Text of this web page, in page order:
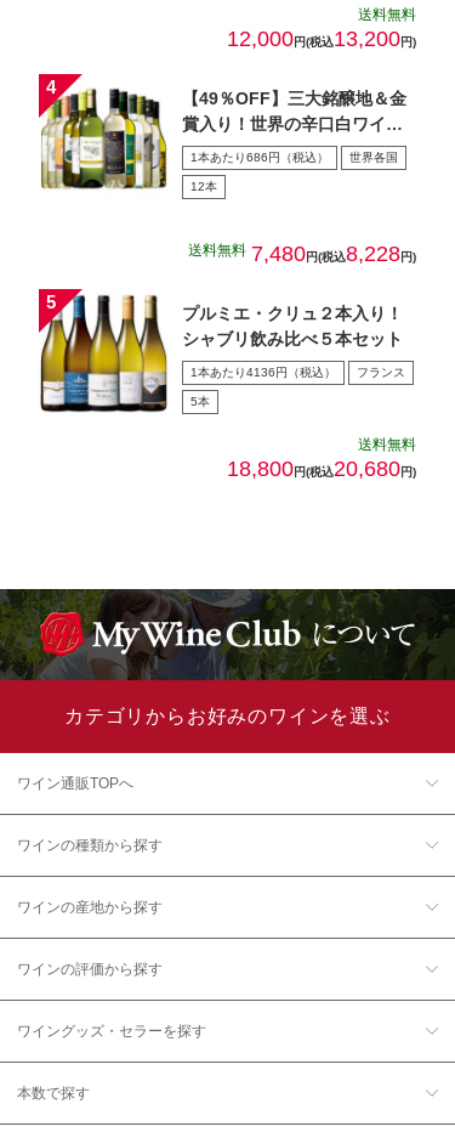
送料無料
12,000円(税込13,200円)
【49％OFF】三大銘醸地＆金
賞入り！世界の辛口白ワイン
１２本セット第７０弾
1本あたり686円（税込） 世界各国
12本
送料無料 7,480円(税込8,228円)
プルミエ・クリュ２本入り！
シャブリ飲み比べ５本セット
1本あたり4136円（税込） フランス
5本
送料無料
18,800円(税込20,680円)
カテゴリからお好みのワインを選ぶ
ワイン通販TOPへ
ワインの種類から探す
ワインの産地から探す
ワインの評価から探す
ワイングッズ・セラーを探す
本数で探す